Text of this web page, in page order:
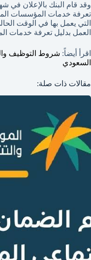
وقد قام البنك بالإعلان في
تعرفة خدمات المؤسسات
التي يعمل بها في الوقت
العمل بدليل تعرفة خدمات
اقرأ أيضاً: شروط التوظيف
السعودي
مقالات ذات صلة: